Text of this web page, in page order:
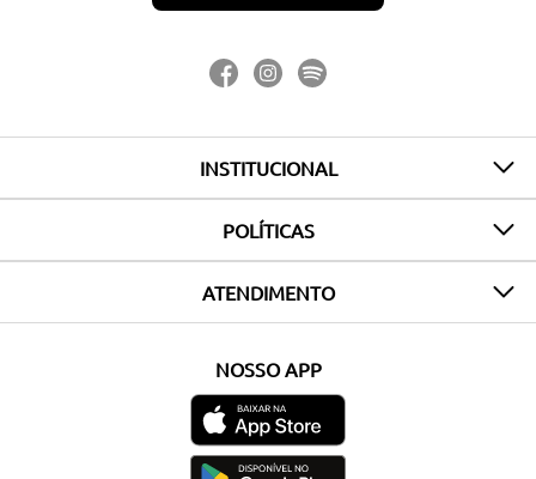
INSTITUCIONAL
POLÍTICAS
ATENDIMENTO
NOSSO APP